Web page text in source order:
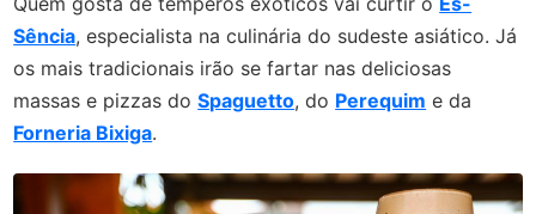
Sência, especialista na culinária do sudeste asiático. Já
os mais tradicionais irão se fartar nas deliciosas
massas e pizzas doSpaguetto, do Perequim e da
Forneria Bixiga.